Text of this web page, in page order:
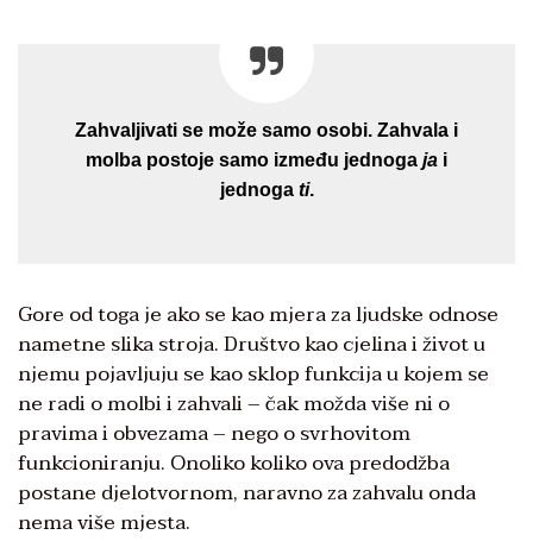
Zahvaljivati se može samo osobi. Zahvala i
molba postoje samo između jednoga ja i
jednoga ti.
Gore od toga je ako se kao mjera za ljudske odnose
nametne slika stroja. Društvo kao cjelina i život u
njemu pojavljuju se kao sklop funkcija u kojem se
ne radi o molbi i zahvali – čak možda više ni o
pravima i obvezama – nego o svrhovitom
funkcioniranju. Onoliko koliko ova predodžba
postane djelotvornom, naravno za zahvalu onda
nema više mjesta.